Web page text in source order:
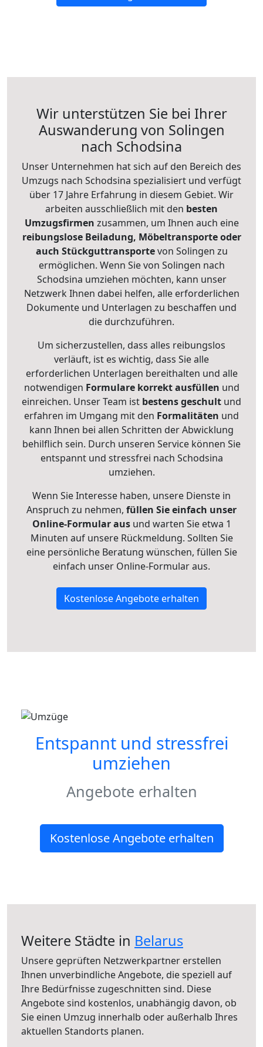
Wir unterstützen Sie bei Ihrer
Auswanderung von Solingen
nach Schodsina
Unser Unternehmen hat sich auf den Bereich des
Umzugs nach Schodsina spezialisiert und verfügt
über 17 Jahre Erfahrung in diesem Gebiet. Wir
arbeiten ausschließlich mit den besten
Umzugsfirmen zusammen, um Ihnen auch eine
reibungslose Beiladung, Möbeltransporte oder
auch Stückguttransportevon Solingen zu
ermöglichen. Wenn Sie von Solingen nach
Schodsina umziehen möchten, kann unser
Netzwerk Ihnen dabei helfen, alle erforderlichen
Dokumente und Unterlagen zu beschaffen und
die durchzuführen.
Um sicherzustellen, dass alles reibungslos
verläuft, ist es wichtig, dass Sie alle
erforderlichen Unterlagen bereithalten und alle
notwendigen Formulare korrekt ausfüllen und
einreichen. Unser Team ist bestens geschult und
erfahren im Umgang mit den Formalitäten und
kann Ihnen bei allen Schritten der Abwicklung
behilflich sein. Durch unseren Service können Sie
entspannt und stressfrei nach Schodsina
umziehen.
Wenn Sie Interesse haben, unsere Dienste in
Anspruch zu nehmen, füllen Sie einfach unser
Online-Formular ausund warten Sie etwa 1
Minuten auf unsere Rückmeldung. Sollten Sie
eine persönliche Beratung wünschen, füllen Sie
einfach unser Online-Formular aus.
Kostenlose Angebote erhalten
Entspannt und stressfrei
umziehen
Angebote erhalten
Kostenlose Angebote erhalten
Weitere Städte in Belarus
Unsere geprüften Netzwerkpartner erstellen
Ihnen unverbindliche Angebote, die speziell auf
Ihre Bedürfnisse zugeschnitten sind. Diese
Angebote sind kostenlos, unabhängig davon, ob
Sie einen Umzug innerhalb oder außerhalb Ihres
aktuellen Standorts planen.